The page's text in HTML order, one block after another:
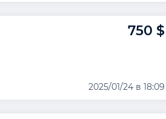
750 $
2025/01/24 в 18:09